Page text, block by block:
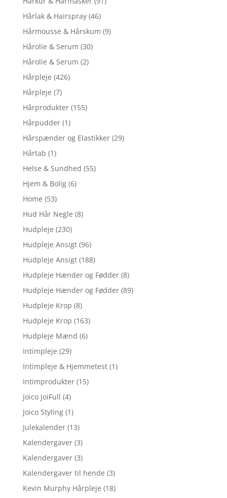
Hårlak & Hairspray (46)
Hårmousse & Hårskum (9)
Hårolie & Serum (30)
Hårolie & Serum (2)
Hårpleje (426)
Hårpleje (7)
Hårprodukter (155)
Hårpudder (1)
Hårspænder og Elastikker (29)
Hårtab (1)
Helse & Sundhed (55)
Hjem & Bolig (6)
Home (53)
Hud Hår Negle (8)
Hudpleje (230)
Hudpleje Ansigt (96)
Hudpleje Ansigt (188)
Hudpleje Hænder og Fødder (8)
Hudpleje Hænder og Fødder (89)
Hudpleje Krop (8)
Hudpleje Krop (163)
Hudpleje Mænd (6)
Intimpleje (29)
Intimpleje & Hjemmetest (1)
Intimprodukter (15)
Joico JoiFull (4)
Joico Styling (1)
Julekalender (13)
Kalendergaver (3)
Kalendergaver (3)
Kalendergaver til hende (3)
Kevin Murphy Hårpleje (18)